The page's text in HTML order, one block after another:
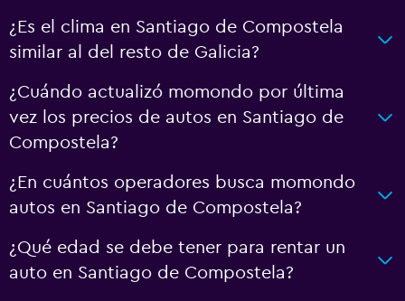
¿Es el clima en Santiago de Compostela
similar al del resto de Galicia?
¿Cuándo actualizó momondo por última
vez los precios de autos en Santiago de
Compostela?
¿En cuántos operadores busca momondo
autos en Santiago de Compostela?
¿Qué edad se debe tener para rentar un
auto en Santiago de Compostela?